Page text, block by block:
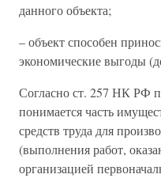
данного объекта;
– объект способен
экономические выгоды
Согласно ст. 257 НК РФ
понимается часть
средств труда для
(выполнения работ,
организацией